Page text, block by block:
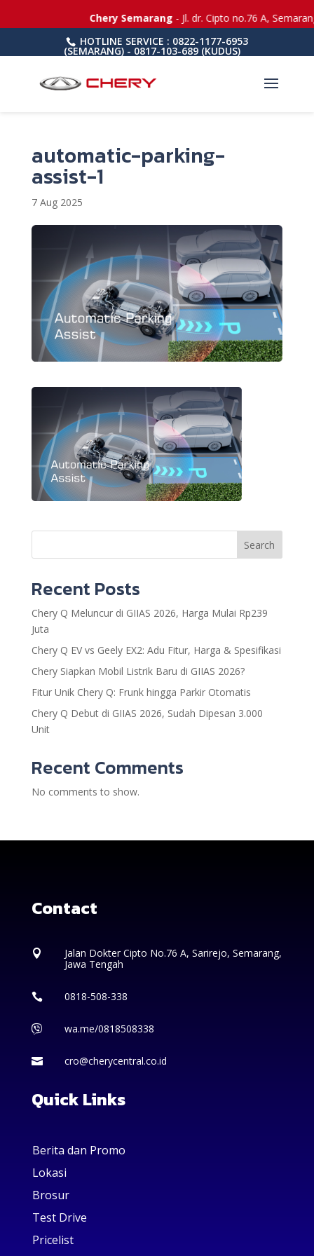
HOTLINE SERVICE : 0822-1177-6953
(SEMARANG) - 0817-103-689 (KUDUS)
automatic-parking-
assist-1
7 Aug 2025
Chery Semarang- Jl. dr. Cipto no.76 A,
Search
Recent Posts
Chery Q Meluncur di GIIAS 2026, Harga Mulai Rp239
Juta
Chery Q EV vs Geely EX2: Adu Fitur, Harga & Spesifikasi
Chery Siapkan Mobil Listrik Baru di GIIAS 2026?
Fitur Unik Chery Q: Frunk hingga Parkir Otomatis
Chery Q Debut di GIIAS 2026, Sudah Dipesan 3.000
Unit
Recent Comments
No comments to show.
Contact

Jalan Dokter Cipto No.76 A, Sarirejo, Semarang,
Jawa Tengah
 0818-508-338
 wa.me/0818508338
 cro@cherycentral.co.id
Quick Links
Berita dan Promo
Lokasi
Brosur
Test Drive
Pricelist